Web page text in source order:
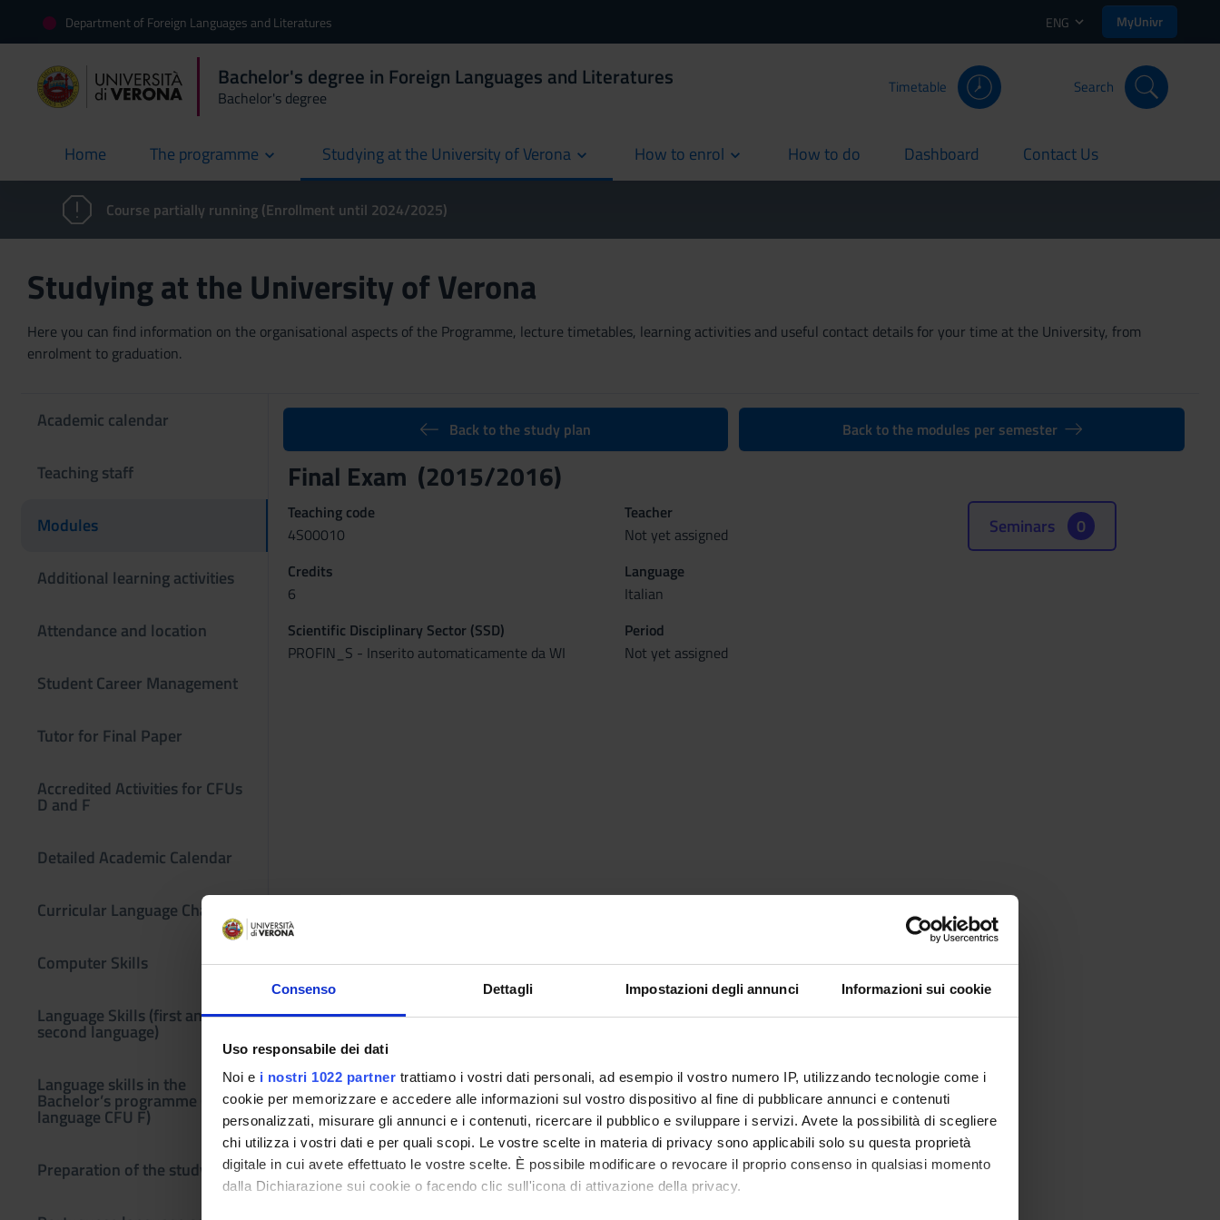
Consenso Dettagli Impostazioni degli annunci Informazioni sui cookie
Uso responsabile dei dati
Noi e i nostri 1022 partner trattiamo i vostri dati personali, ad esempio il vostro numero IP, utilizzando tecnologie come i
cookie per memorizzare e accedere alle informazioni sul vostro dispositivo al fine di pubblicare annunci e contenuti
personalizzati, misurare gli annunci e i contenuti, ricercare il pubblico e sviluppare i servizi. Avete la possibilità di scegliere
chi utilizza i vostri dati e per quali scopi. Le vostre scelte in materia di privacy sono applicabili solo su questa proprietà
digitale in cui avete effettuato le vostre scelte. È possibile modificare o revocare il proprio consenso in qualsiasi momento
dalla Dichiarazione sui cookie o facendo clic sull'icona di attivazione della privacy.
Department of Foreign Languages and Literatures ENG MyUnivr
Bachelor's degree in Foreign Languages and Literatures
Bachelor's degree
Timetable Search
Home
current The programme Studying at the University of Verona How to enrol How to do
current Dashboard
current Contact Us
current
Course partially running (Enrollment until 2024/2025)
Studying at the University of Verona
Here you can find information on the organisational aspects of the Programme, lecture timetables, learning activities and useful contact details for your time at the University, from
enrolment to graduation.
Academic calendar
Teaching staff
Modules
Additional learning activities
Attendance and location
Student Career Management
Tutor for Final Paper
Accredited Activities for CFUs
D and F
Detailed Academic Calendar
Curricular Language Change
Computer Skills
Language Skills (first and
second language)
Language skills in the
Bachelor’s programme (third
language CFU F)
Preparation of the study plan
Back to the study plan Back to the modules per semester
Final Exam (2015/2016)
Teaching code
4S00010
Teacher
Not yet assigned
Credits
6
Language
Italian
Scientific Disciplinary Sector (SSD)
PROFIN_S - Inserito automaticamente da WI
Period
Not yet assigned
Seminars 0